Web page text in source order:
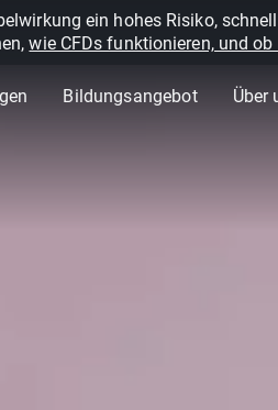
ein hohes Risiko,
wie CFDs funktionieren, und
Bildungsangebot Über